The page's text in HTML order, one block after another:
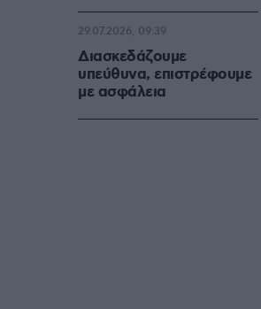
Διασκεδάζουμε
υπεύθυνα, επιστρέφουμε
με ασφάλεια
29.07.2026, 09:39